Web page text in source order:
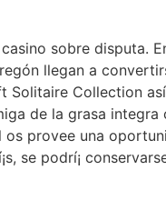
sobre disputa.
llegan a
Solitaire Collection
de la grasa
provee una
se podrí¡